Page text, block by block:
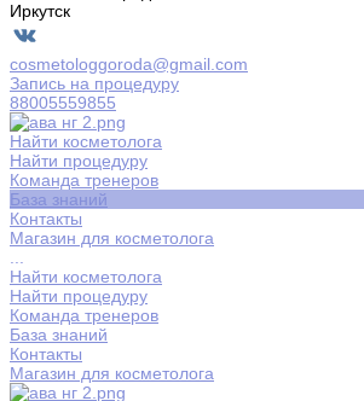
Иркутск
cosmetologgoroda@gmail.com
Запись на процедуру
88005559855
Найти косметолога
Найти процедуру
Команда тренеров
База знаний
Контакты
Магазин для косметолога
Найти косметолога
Найти процедуру
Команда тренеров
База знаний
Контакты
Магазин для косметолога